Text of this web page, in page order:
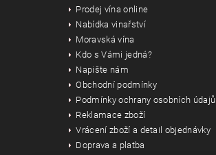
Prodej vína online
Nabídka vinařství
Moravská vína
Kdo s Vámi jedná?
Napište nám
Obchodní podmínky
Podmínky ochrany osobních údajů
Reklamace zboží
Vrácení zboží a detail objednávky
Doprava a platba